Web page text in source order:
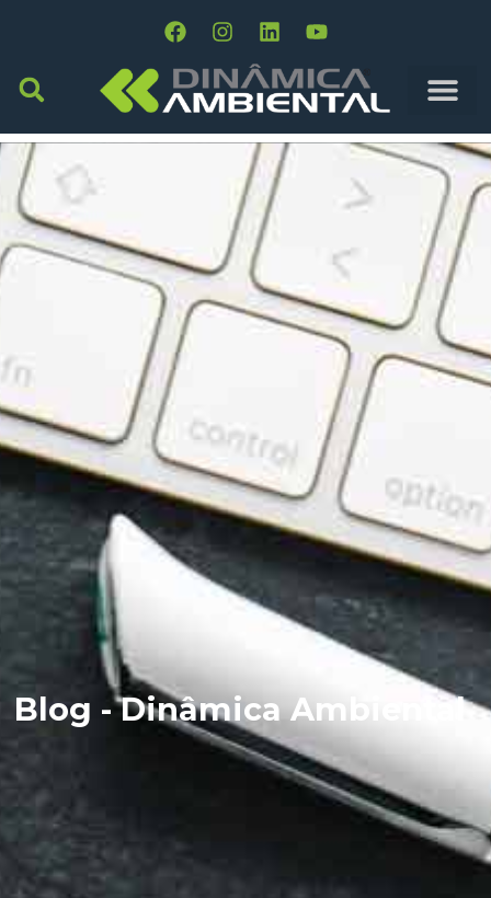
Blog - Dinâmica Ambiental